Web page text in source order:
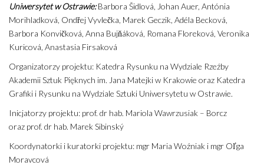
Uniwersytet w Ostrawie:Barbora Šidlová, Johan Auer, Antónia
Morihladková, Ondřej Vyvlečka, Marek Geczik, Adéla Becková,
Barbora Konvičková, Anna Bujňáková, Romana Floreková, Veronika
Kuricová, Anastasia Firsaková
Organizatorzy projektu: Katedra Rysunku na Wydziale Rzeźby
Akademii Sztuk Pięknych im. Jana Matejki w Krakowie oraz Katedra
Grafiki i Rysunku na Wydziale Sztuki Uniwersytetu w Ostrawie.
Inicjatorzy projektu: prof. dr hab. Mariola Wawrzusiak – Borcz
oraz prof. dr hab. Marek Sibinský
Koordynatorki i kuratorki projektu: mgr Maria Woźniak i mgr Oľga
Moravcová